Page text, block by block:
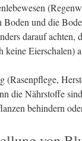
Boden und die
darauf
keine Eierschalen)
(Rasenpflege,
die Nährstoffe
behindern